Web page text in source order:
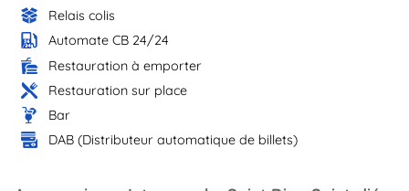
Relais colis
Automate CB 24/24
Restauration à emporter
Restauration sur place
Bar
DAB (Distributeur automatique de billets)